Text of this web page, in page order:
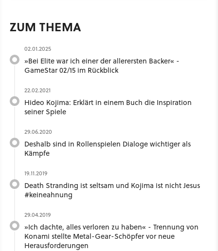
ZUM THEMA
02.01.2025
»Bei Elite war ich einer der allerersten Backer« -
GameStar 02/15 im Rückblick
22.02.2021
Hideo Kojima: Erklärt in einem Buch die Inspiration
seiner Spiele
29.06.2020
Deshalb sind in Rollenspielen Dialoge wichtiger als
Kämpfe
19.11.2019
Death Stranding ist seltsam und Kojima ist nicht Jesus
#keineahnung
29.04.2019
»Ich dachte, alles verloren zu haben« - Trennung von
Konami stellte Metal-Gear-Schöpfer vor neue
Herausforderungen